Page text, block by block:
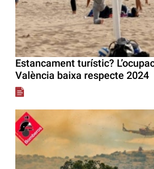
Estancament turístic?
València baixa respecte 2024